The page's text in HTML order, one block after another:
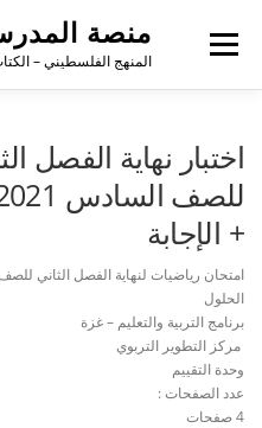
منصة
المنهج الفلسطيني –
القائمة
اختبار نهاية الفصل
+ الإجابة
الحلول
برنامج التربية والتعليم – غزة
مركز التطوير التربوي
وحدة التقييم
عدد الصفحات :
4 صفحات